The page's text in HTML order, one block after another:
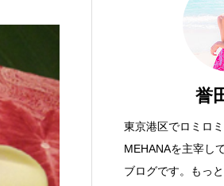
生きる
ハワ
バルに
がある
スクー
ハワイ
とは？
誉
東京港区でロミロ
MEHANAを主宰し
ブログです。もっ